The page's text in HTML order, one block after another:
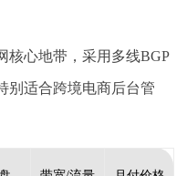
核心地带，采用多线BGP
别适合跨境电商后台管